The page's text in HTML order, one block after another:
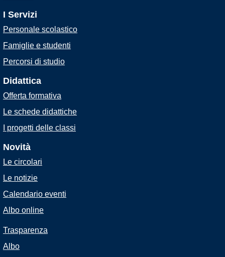
I Servizi
Personale scolastico
Famiglie e studenti
Percorsi di studio
Didattica
Offerta formativa
Le schede didattiche
I progetti delle classi
Novità
Le circolari
Le notizie
Calendario eventi
Albo online
Trasparenza
Albo